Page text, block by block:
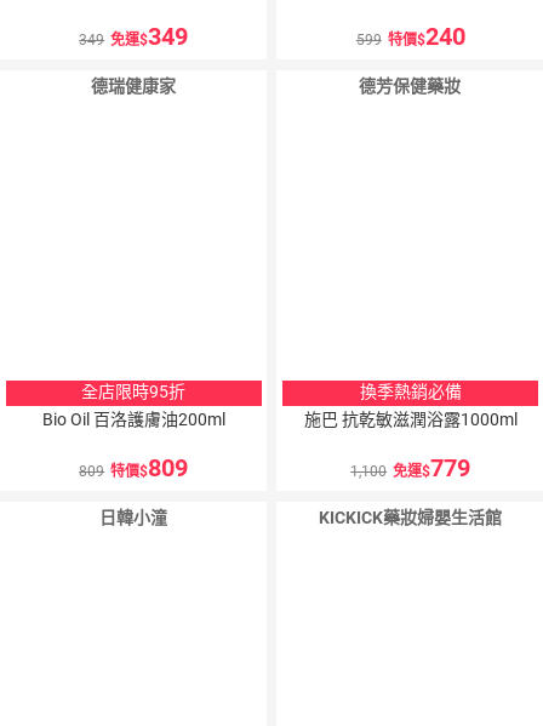
349 免運 349 599 特價 240
德瑞健康家
全店限時95折
Bio Oil 百洛護膚油200ml
809 特價 809
德芳保健藥妝
換季熱銷必備
施巴 抗乾敏滋潤浴露1000ml
1,100 免運 779
日韓小潼 KICKICK藥妝婦嬰生活館